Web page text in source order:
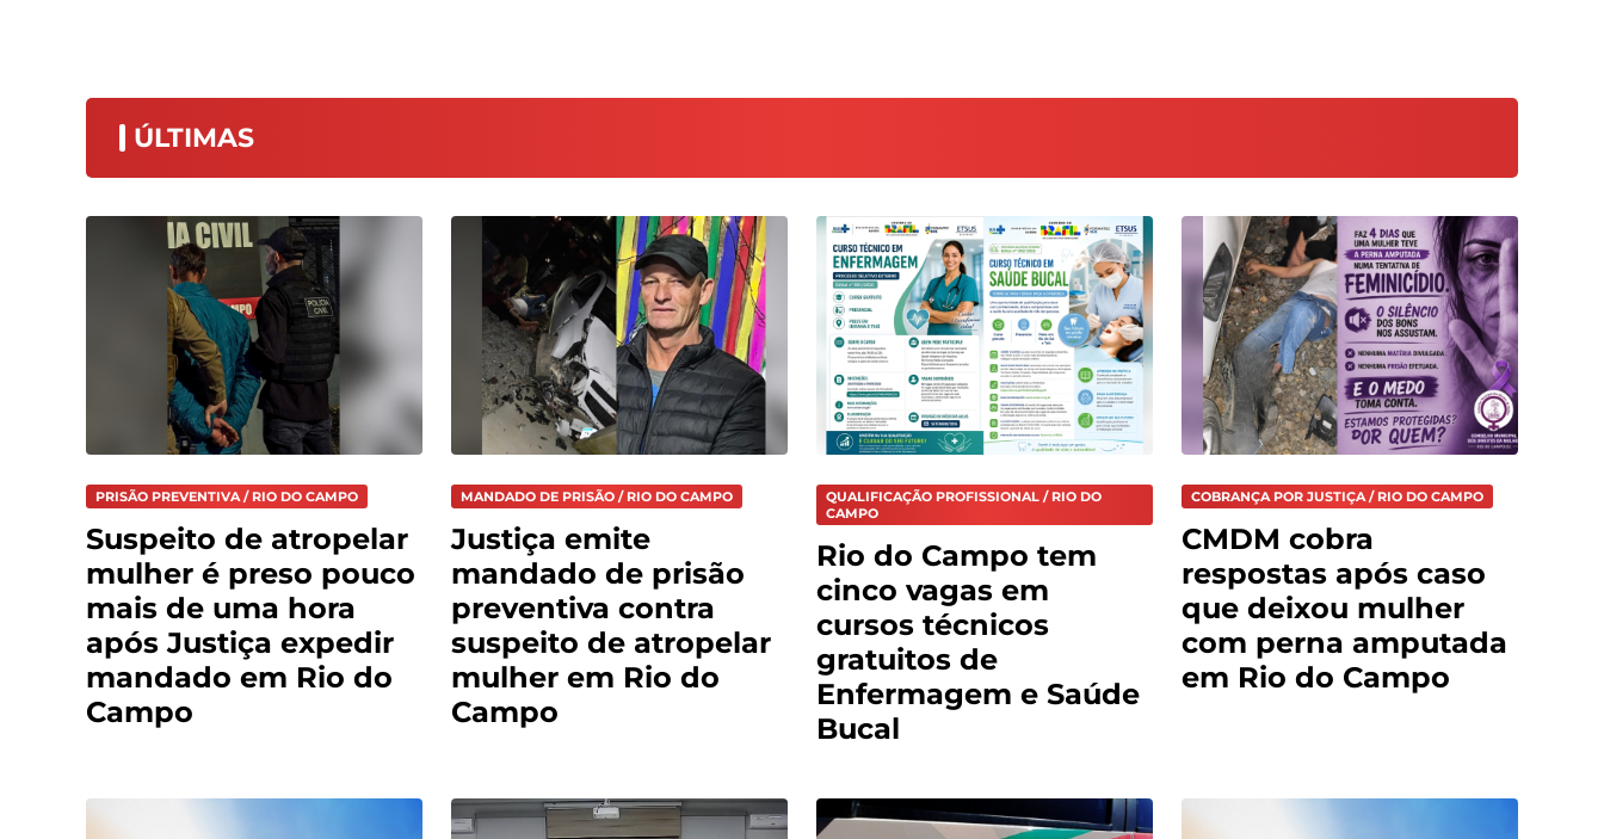
ÚLTIMAS
PRISÃO PREVENTIVA / RIO DO CAMPO
Suspeito de atropelar
mulher é preso pouco
mais de uma hora
após Justiça expedir
mandado em Rio do
Campo
MANDADO DE PRISÃO / RIO DO CAMPO
Justiça emite
mandado de prisão
preventiva contra
suspeito de atropelar
mulher em Rio do
Campo
QUALIFICAÇÃO PROFISSIONAL / RIO DO
CAMPO
Rio do Campo tem
cinco vagas em
cursos técnicos
gratuitos de
Enfermagem e Saúde
Bucal
COBRANÇA POR JUSTIÇA / RIO DO CAMPO
CMDM cobra
respostas após caso
que deixou mulher
com perna amputada
em Rio do Campo